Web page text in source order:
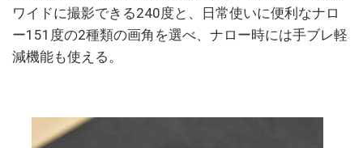
ワイドに撮影できる240度と、日常使いに便利なナロ
ー151度の2種類の画角を選べ、ナロー時には手ブレ軽
減機能も使える。